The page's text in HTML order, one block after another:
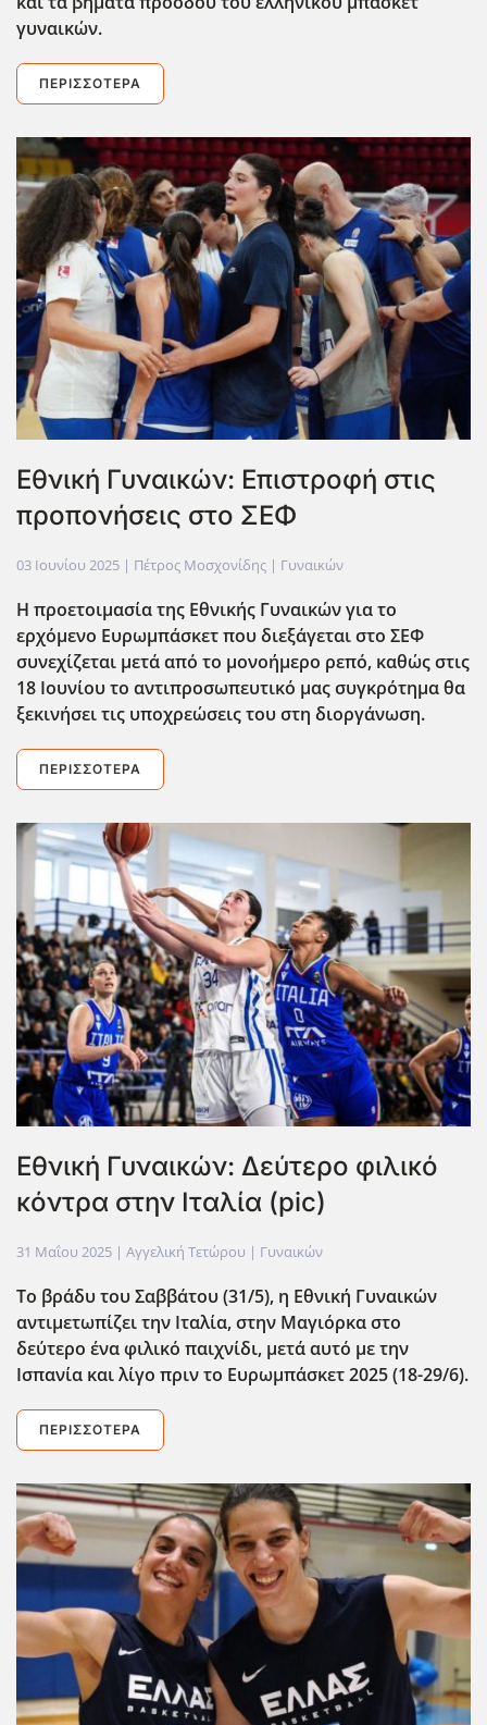
γυναικών.
ΠΕΡΙΣΣΌΤΕΡΑ
Εθνική Γυναικών: Επιστροφή στις
προπονήσεις στο ΣΕΦ
03 Ιουνίου 2025 | Πέτρος Μοσχονίδης | Γυναικών
Η προετοιμασία της Εθνικής Γυναικών για το
ερχόμενο Ευρωμπάσκετ που διεξάγεται στο ΣΕΦ
συνεχίζεται μετά από το μονοήμερο ρεπό, καθώς στις
18 Ιουνίου το αντιπροσωπευτικό μας συγκρότημα θα
ξεκινήσει τις υποχρεώσεις του στη διοργάνωση.
ΠΕΡΙΣΣΌΤΕΡΑ
Εθνική Γυναικών: Δεύτερο φιλικό
κόντρα στην Ιταλία (pic)
31 Μαΐου 2025 | Αγγελική Τετώρου | Γυναικών
Το βράδυ του Σαββάτου (31/5), η Εθνική Γυναικών
αντιμετωπίζει την Ιταλία, στην Μαγιόρκα στο
δεύτερο ένα φιλικό παιχνίδι, μετά αυτό με την
Ισπανία και λίγο πριν το Ευρωμπάσκετ 2025 (18-29/6).
ΠΕΡΙΣΣΌΤΕΡΑ